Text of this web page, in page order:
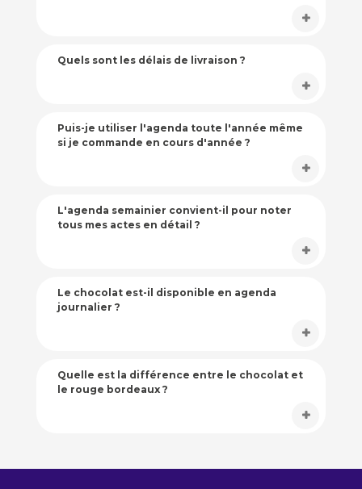
Quels sont les délais de livraison ?
Puis-je utiliser l'agenda toute l'année même
si je commande en cours d'année ?
L'agenda semainier convient-il pour noter
tous mes actes en détail ?
Le chocolat est-il disponible en agenda
journalier ?
Quelle est la différence entre le chocolat et
le rouge bordeaux ?